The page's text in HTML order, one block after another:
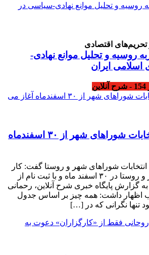
تحریم‌های اقتصادی
روسیه و تحلیل موانع نهادی-
ایران
وزیر کشور: کار انتخابات شوراهای شهر از ۳۰ اسفندماه
شوراهای شهر و روستا گفت: کار
انتخابات شوراهای شهر و روستا در ۳۰ اسفند ماه و با ثبت نام از
گزارش پایگاه خبری شرح آنلاین، رحمانی
اظهار داشت: همه چیز بر اساس جدول
تنها نگرانی که در […]